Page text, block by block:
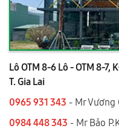
Lô OTM 8-6 Lô - OTM 8-7,
T. Gia Lai
0965 931 343 - Mr Vương
0984 448 343 - Mr Bảo